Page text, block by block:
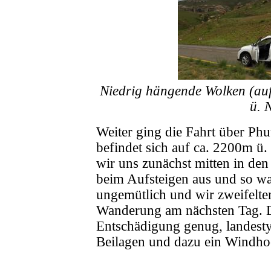
Niedrig hängende Wolken
ü.
Weiter ging die Fahrt über
befindet sich auf ca. 2200m
wir uns zunächst mitten in
beim Aufsteigen aus und so
ungemütlich und wir
Wanderung am nächsten
Entschädigung genug,
Beilagen und dazu ein